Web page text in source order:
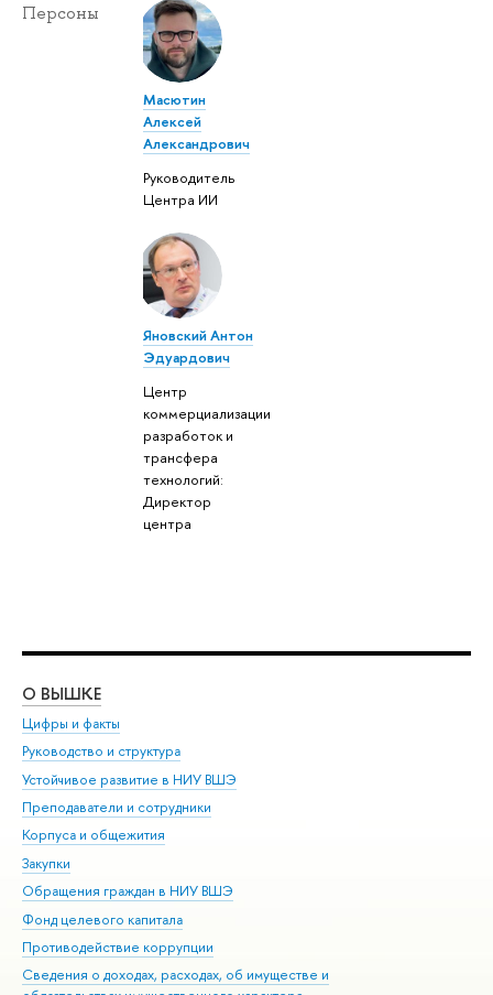
Персоны
Масютин
Алексей
Александрович
Руководитель
Центра ИИ
Яновский Антон
Эдуардович
Центр
коммерциализации
разработок и
трансфера
технологий:
Директор
центра
О ВЫШКЕ
Цифры и факты
Руководство и структура
Устойчивое развитие в НИУ ВШЭ
Преподаватели и сотрудники
Корпуса и общежития
Закупки
Обращения граждан в НИУ ВШЭ
Фонд целевого капитала
Противодействие коррупции
Сведения о доходах, расходах, об имуществе и